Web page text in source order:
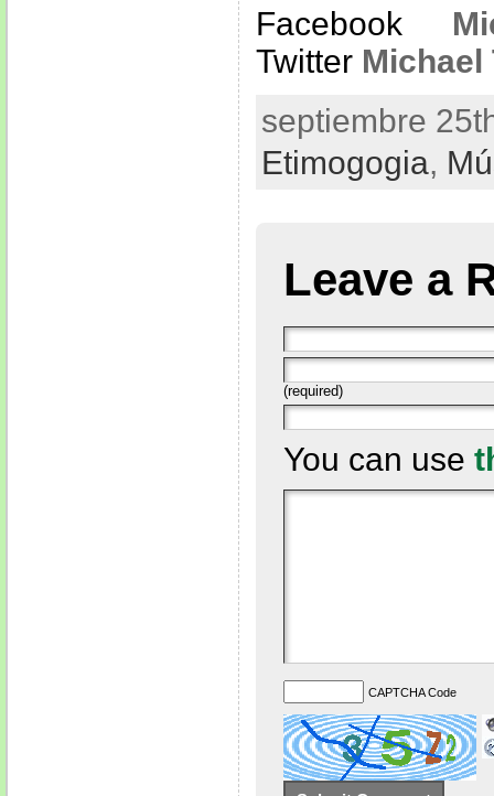
Facebook
Twitter Michael
septiembre
Etimogogia,
Leave a
(required)
You can use
CAPTCHA Code